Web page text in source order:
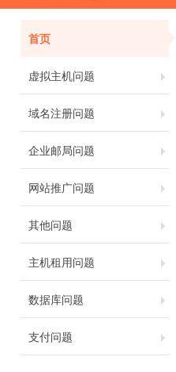
首页
虚拟主机问题
域名注册问题
企业邮局问题
网站推广问题
其他问题
主机租用问题
数据库问题
支付问题